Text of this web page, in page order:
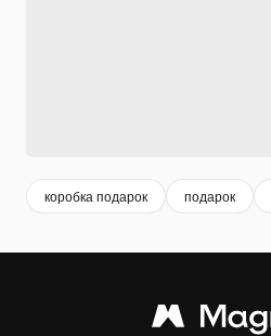
коробка подарок подарок